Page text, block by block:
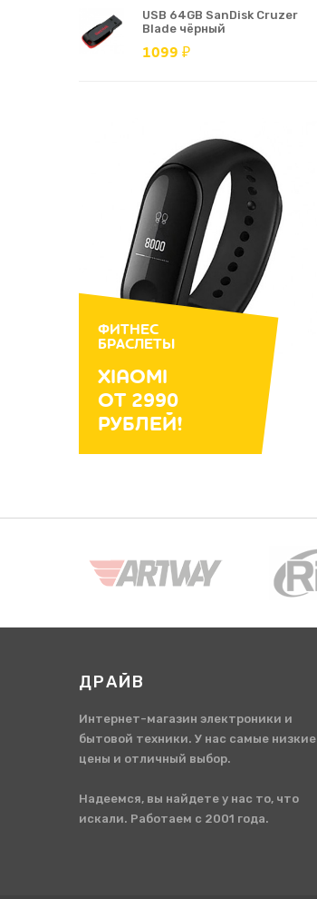
USB 64GB SanDisk Cruzer
Blade чёрный
1099 ₽
ФИТНЕС
БРАСЛЕТЫ
XIAOMI
ОТ 2990
РУБЛЕЙ!
ДРАЙВ
Интернет-магазин электроники и
бытовой техники. У нас самые низкие
цены и отличный выбор.
Надеемся, вы найдете у нас то, что
искали. Работаем с 2001 года.